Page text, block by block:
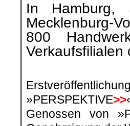
In Hamburg,
Mecklenburg-
800
Verkaufsfilialen
»PERSPEKTIVE>>
Genossen von